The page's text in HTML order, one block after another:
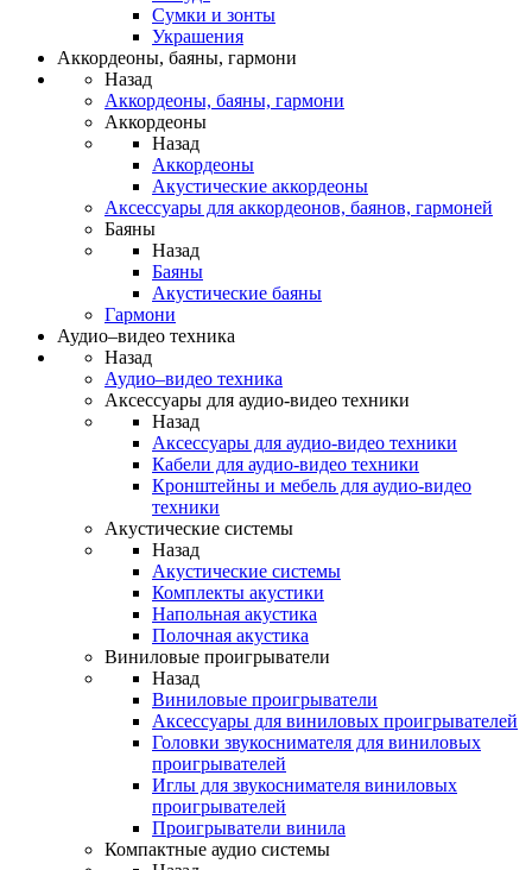
Сумки и зонты
Украшения
Аккордеоны, баяны, гармони
Назад
Аккордеоны, баяны, гармони
Аккордеоны
Назад
Аккордеоны
Акустические аккордеоны
Аксессуары для аккордеонов, баянов, гармоней
Баяны
Назад
Баяны
Акустические баяны
Гармони
Аудио–видео техника
Назад
Аудио–видео техника
Аксессуары для аудио-видео техники
Назад
Аксессуары для аудио-видео техники
Кабели для аудио-видео техники
Кронштейны и мебель для аудио-видео
техники
Акустические системы
Назад
Акустические системы
Комплекты акустики
Напольная акустика
Полочная акустика
Виниловые проигрыватели
Назад
Виниловые проигрыватели
Аксессуары для виниловых проигрывателей
Головки звукоснимателя для виниловых
проигрывателей
Иглы для звукоснимателя виниловых
проигрывателей
Проигрыватели винила
Компактные аудио системы